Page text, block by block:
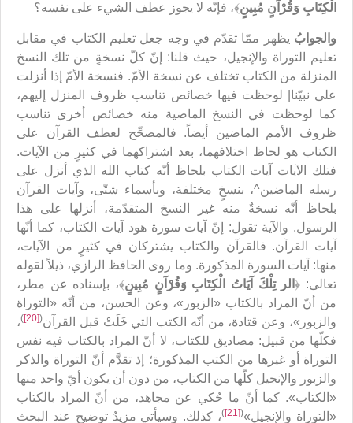
الْكِتَابِ وَقُرْآنٍ مُبِينٍ﴾، فإنّه لا يجوز عطف الشيء على نفسه؟
والجوابُ يظهر ممّا تقدّم في وجه جعل تعليم الكتاب في مقابل
تعليم التوراة والإنجيل، حيث قلنا: إنّ كلّ نسخةٍ من تلك النسخ
المنزلة من الكتاب تختلف عن نسخة الأمّ. فنسخة الأمّ إذا أنزلت
على نبيّنا| لوحظت فيها خصائص تناسب ظروف المنزل إليهم،
كما لوحظت في النسخ الماضية منه خصائص أخرى تناسب
ظروف الأمم الماضين أيضاً. فالمصحِّح لعطف القرآن على
الكتاب هو لحاظ اختلافهما، بعد اشتراكهما في كثيرٍ من الآيات.
فتلك الآيات آيات الكتاب بلحاظ أنّه كتاب الله الذي أنزل على
رسله الماضين^، بنسخٍ مختلفة، وبأسماء شتّى، وآيات القرآن
بلحاظ أنّه نسخةٌ منه غير النسخ المتقدّمة، أنزلها على هذا
الرسول. والآية تقول: إنّ آيات سورة هود آيات الكتاب، كما أنّها
آيات القرآن. فالقرآن والكتاب يشتركان في كثيرٍ من الآيات،
منها: آيات السورة المذكورة. وما روى الحافظ الرازي، ذيلاً لقوله
تعالى: ﴿الر تِلْكَ آيَاتُ الْكِتَابِ وَقُرْآنٍ مُبِينٍ﴾، بإسناده عن مطر،
من أنّ المراد بالكتاب «الزبور»، وعن الحسن، من أنّه «التوراة
والزبور»، وعن قتادة، من أنّه الكتب التي خَلَتْ قبل القرآن(
[20]
)،
فكلّها من قبيل: مصاديق للكتاب، لا أنّ المراد بالكتاب فيه نفس
التوراة أو غيرها من الكتب المذكورة؛ إذ تقدَّم أنّ التوراة والذكر
والزبور والإنجيل كلّها من الكتاب، من دون أن يكون أيّ واحد منها
«الكتاب». كما أنّ ما حُكي عن مجاهد، من أنّ المراد بالكتاب
«التوراة والإنجيل‏»(
[21]
)، كذلك. وسيأتي مزيدُ توضيحٍ عند البحث